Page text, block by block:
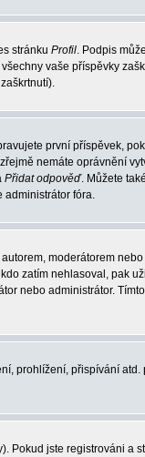
stránku Profil. Podpis
vaše příspěvky
první příspěvek,
nemáte oprávnění
Přidat odpověď. Můžete
administrátor fóra.
moderátorem
zatím nehlasoval, pak
nebo administrátor.
prohlížení, přispívání
Pokud jste registrováni a